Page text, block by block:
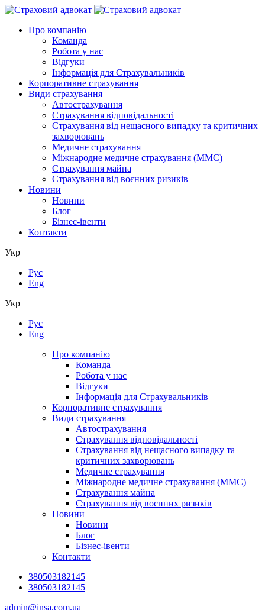
Про компанію
Команда
Робота у нас
Відгуки
Інформація для Страхувальників
Корпоративне страхування
Види страхування
Автострахування
Страхування відповідальності
Страхування від нещасного випадку та критичних
захворювань
Медичне страхування
Міжнародне медичне страхування (ММС)
Страхування майна
Страхування від воєнних ризиків
Новини
Новини
Блог
Бізнес-івенти
Контакти
Укр
Рус
Eng
Укр
Рус
Eng
Про компанію
Команда
Робота у нас
Відгуки
Інформація для Страхувальників
Корпоративне страхування
Види страхування
Автострахування
Страхування відповідальності
Страхування від нещасного випадку та
критичних захворювань
Медичне страхування
Міжнародне медичне страхування (ММС)
Страхування майна
Страхування від воєнних ризиків
Новини
Новини
Блог
Бізнес-івенти
Контакти
380503182145
380503182145
admin@insa.com.ua